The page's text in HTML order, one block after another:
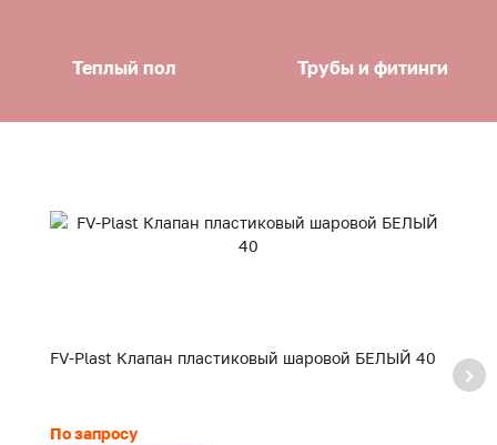
Теплый пол Трубы и фитинги
FV-Plast Клапан пластиковый шаровой БЕЛЫЙ 40
По запросу